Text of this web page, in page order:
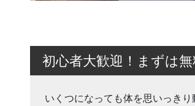
初心者大歓迎！まずは
いくつになっても体を思いっき